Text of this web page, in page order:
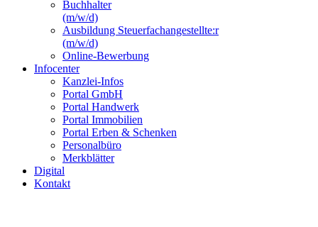
Buchhalter
(m/w/d)
Ausbildung Steuerfachangestellte:r
(m/w/d)
Online-Bewerbung
Infocenter
Kanzlei-Infos
Portal GmbH
Portal Handwerk
Portal Immobilien
Portal Erben & Schenken
Personalbüro
Merkblätter
Digital
Kontakt